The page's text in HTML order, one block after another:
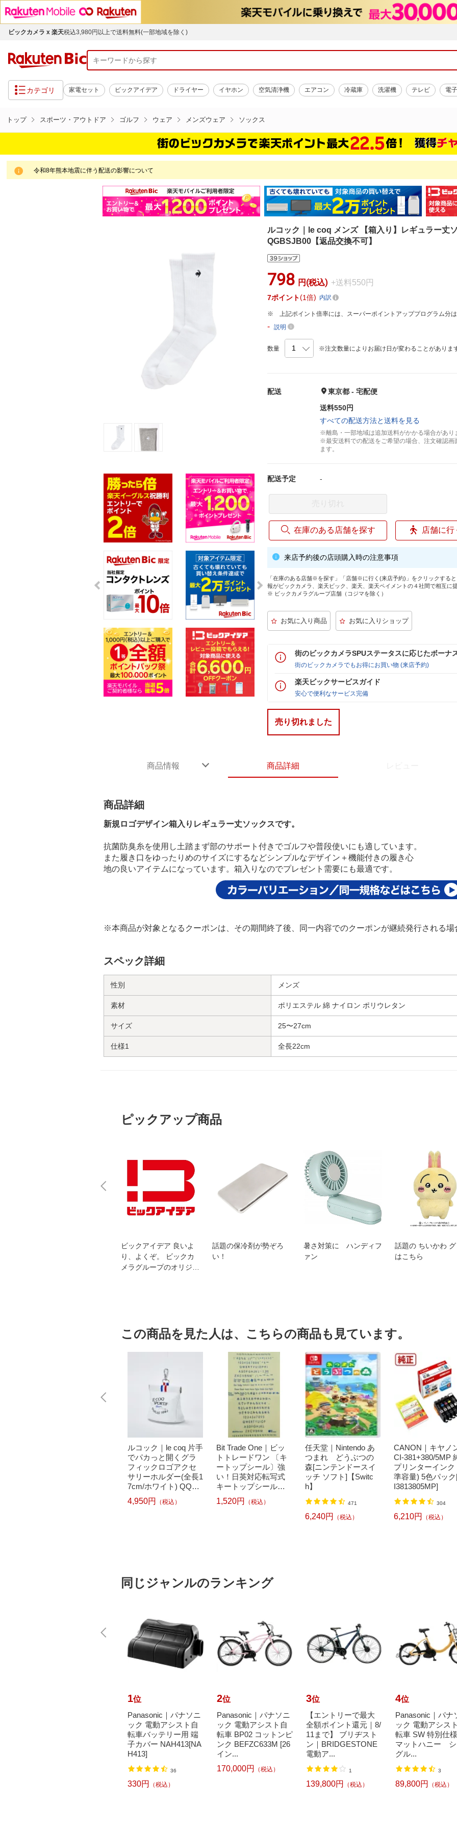
ビックカメラ x 楽天税込3,980円以上で送料無料(一部地域を除く)
カテゴリ 家電セット ビックアイデア ドライヤー イヤホン 空気清浄機 エアコン 冷蔵庫 洗濯機 テレビ 電
トップ スポーツ・アウトドア ゴルフ ウェア メンズウェア ソックス
令和8年熊本地震に伴う配送の影響について
ルコック｜le coq メンズ 【箱入り】レギュラー丈
QGBSJB00【返品交換不可】
798 円(税込) +送料550円
7ポイント 1倍 内訳
上記ポイント倍率には、スーパーポイントアッププログラム分
-説明
数量 ※注文数量によりお届け日が変わることがありま
配送
東京都 - 宅配便
送料550円
すべての配送方法と送料を見る
※離島・一部地域は追加送料がかかる場合があり
※最安送料での配送をご希望の場合、注文確認
ます。
配送予定 -
在庫のある店舗を探す 店舗に
来店予約後の店頭購入時の注意事項
「在庫のある店舗※を探す」「店舗※に行く(来店予約)」をクリックする
報がビックカメラ、楽天ビック、楽天、楽天ペイメントの４社間で相互に
※ ビックカメラグループ店舗（コジマを除く）
街のビックカメラSPUステータスに応じたボーナ
街のビックカメラでもお得にお買い物 (来店予約)
楽天ビックサービスガイド
安心で便利なサービス完備
売り切れました
商品情報 商品詳細
商品詳細
新規ロゴデザイン箱入りレギュラー丈ソックスです。
抗菌防臭糸を使用し土踏まず部のサポート付きでゴルフや普段使いにも適しています。
また履き口をゆったりめのサイズにするなどシンプルなデザイン＋機能付きの履き心
地の良いアイテムになっています。箱入りなのでプレゼント需要にも最適です。
※本商品が対象となるクーポンは、その期間終了後、同一内容でのクーポンが継続発行される場
スペック詳細
性別 メンズ
素材 ポリエステル 綿 ナイロン ポリウレタン
サイズ 25〜27cm
仕様1 全長22cm
ピックアップ商品
ビックアイデア 良いよ
り、よくぞ。 ビックカ
メラグループのオリジナ
話題の保冷剤が勢ぞろ
い！
暑さ対策に ハンディフ
ァン
話題の ちいかわ
はこちら
この商品を見た人は、こちらの商品も見ています。
ルコック｜le coq 片手
でパカっと開くグラ
フィックロゴアクセ
サリーホルダー(全長1
7cm/ホワイト) QQCU
JX70
4,950円 （税込）
Bit Trade One｜ビッ
トトレードワン 〔キ
ートップシール〕強
い！日英対応転写式
キートップシールセ
ット ブルー DYKTSB
L
1,520円 （税込）
任天堂｜Nintendo あ
つまれ どうぶつの
森[ニンテンドースイ
ッチ ソフト]【Switc
h】
471
6,240円 （税込）
CANON｜キヤノ
CI-381+380/5MP
プリンターインク
準容量) 5色パッ
I3813805MP]
304
6,210円 （税込）
同じジャンルのランキング
1位
Panasonic｜パナソニ
ック 電動アシスト自
転車バッテリー用 端
子カバー NAH413[NA
H413]
36
330円 （税込）
2位
Panasonic｜パナソニ
ック 電動アシスト自
転車 BP02 コットンピ
ンク BEFZC633M [26
イン...
170,000円
（税込）
3位
【エントリーで最大
全額ポイント還元｜8/
11まで】 ブリヂスト
ン｜BRIDGESTONE
電動ア...
1
139,800円 （税込）
4位
Panasonic｜パナ
ック 電動アシス
転車 SW 特別仕
マットハニー
グル...
3
89,800円 （税込）